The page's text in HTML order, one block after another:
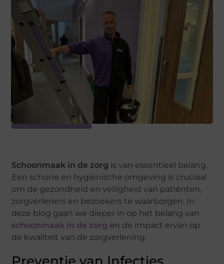
Schoonmaak in de zorg is van essentieel belang.
Een schone en hygiënische omgeving is cruciaal
om de gezondheid en veiligheid van patiënten,
zorgverleners en bezoekers te waarborgen. In
deze blog gaan we dieper in op het belang van
schoonmaak in de zorg en de impact ervan op
de kwaliteit van de zorgverlening.